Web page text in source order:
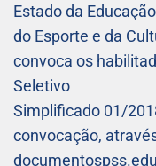
Estado da
do Esporte e da
convoca os
Seletivo
Simplificado 01/
convocação,